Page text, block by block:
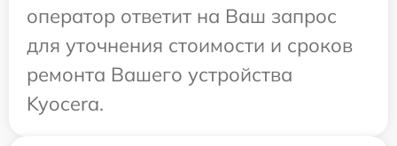
оператор ответит на Ваш запрос
для уточнения стоимости и сроков
ремонта Вашего устройства
Kyocera.